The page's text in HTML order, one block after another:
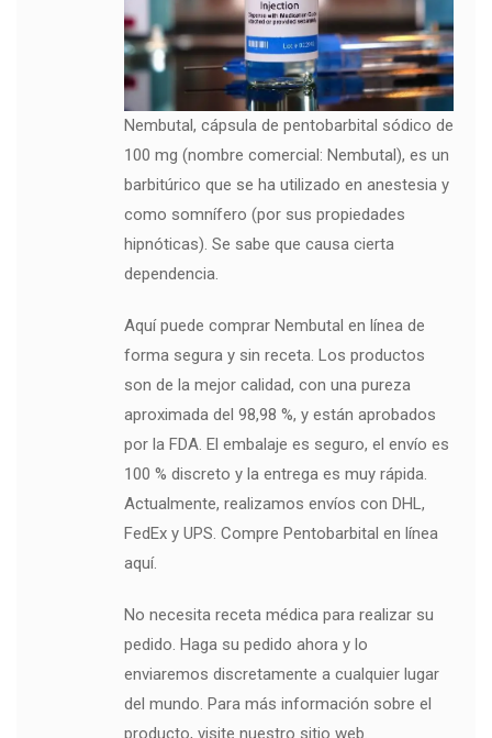
Nembutal, cápsula de pentobarbital sódico de
100 mg (nombre comercial: Nembutal), es un
barbitúrico que se ha utilizado en anestesia y
como somnífero (por sus propiedades
hipnóticas). Se sabe que causa cierta
dependencia.
Aquí puede comprar Nembutal en línea de
forma segura y sin receta. Los productos
son de la mejor calidad, con una pureza
aproximada del 98,98 %, y están aprobados
por la FDA. El embalaje es seguro, el envío es
100 % discreto y la entrega es muy rápida.
Actualmente, realizamos envíos con DHL,
FedEx y UPS. Compre Pentobarbital en línea
aquí.
No necesita receta médica para realizar su
pedido. Haga su pedido ahora y lo
enviaremos discretamente a cualquier lugar
del mundo. Para más información sobre el
producto, visite nuestro sitio web.